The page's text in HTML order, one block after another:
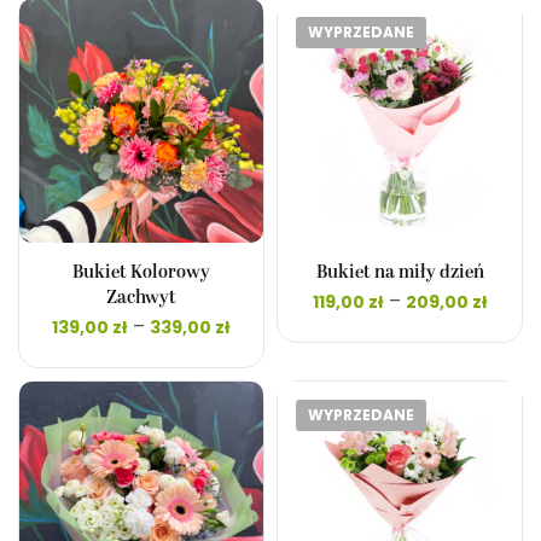
349,00 zł
Bukiet Kolorowy
Zachwyt
139,00 zł – 339,00 zł Zakres
cen: od
139,00 zł
do
339,00 zł
WYPRZEDANE
Bukiet na miły dzień
119,00 zł – 209,00 zł
WYPRZEDANE